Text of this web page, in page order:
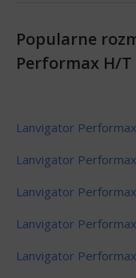
Popularne
Performax H/T
Lanvigator
Lanvigator
Lanvigator
Lanvigator
Lanvigator